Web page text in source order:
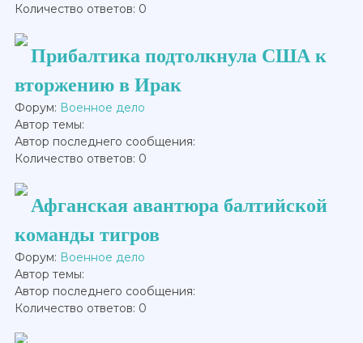
Количество ответов: 0
Прибалтика подтолкнула США к
вторжению в Ирак
Форум: Военное дело
Автор темы:
Автор последнего сообщения:
Количество ответов: 0
Афганская авантюра балтийской
команды тигров
Форум: Военное дело
Автор темы:
Автор последнего сообщения:
Количество ответов: 0